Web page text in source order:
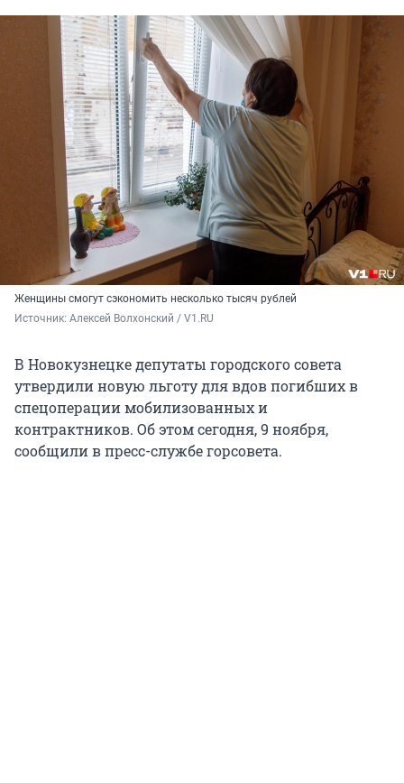
Женщины смогут сэкономить несколько тысяч рублей
Источник: Алексей Волхонский / V1.RU
В Новокузнецке депутаты городского совета
утвердили новую льготу для вдов погибших в
спецоперации мобилизованных и
контрактников. Об этом сегодня, 9 ноября,
сообщили в пресс-службе горсовета.